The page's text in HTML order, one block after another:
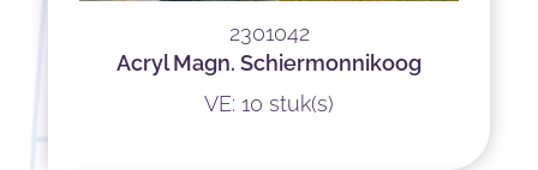
2301042
Acryl Magn. Schiermonnikoog
VE: 10 stuk(s)